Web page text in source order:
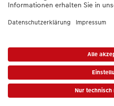
Bei Fragen zu Produkten oder der
0043-1-4360043Mo. bis Sa.: 8:00
Uhr
* Die UVP gelten inkl. MwSt. zzgl.